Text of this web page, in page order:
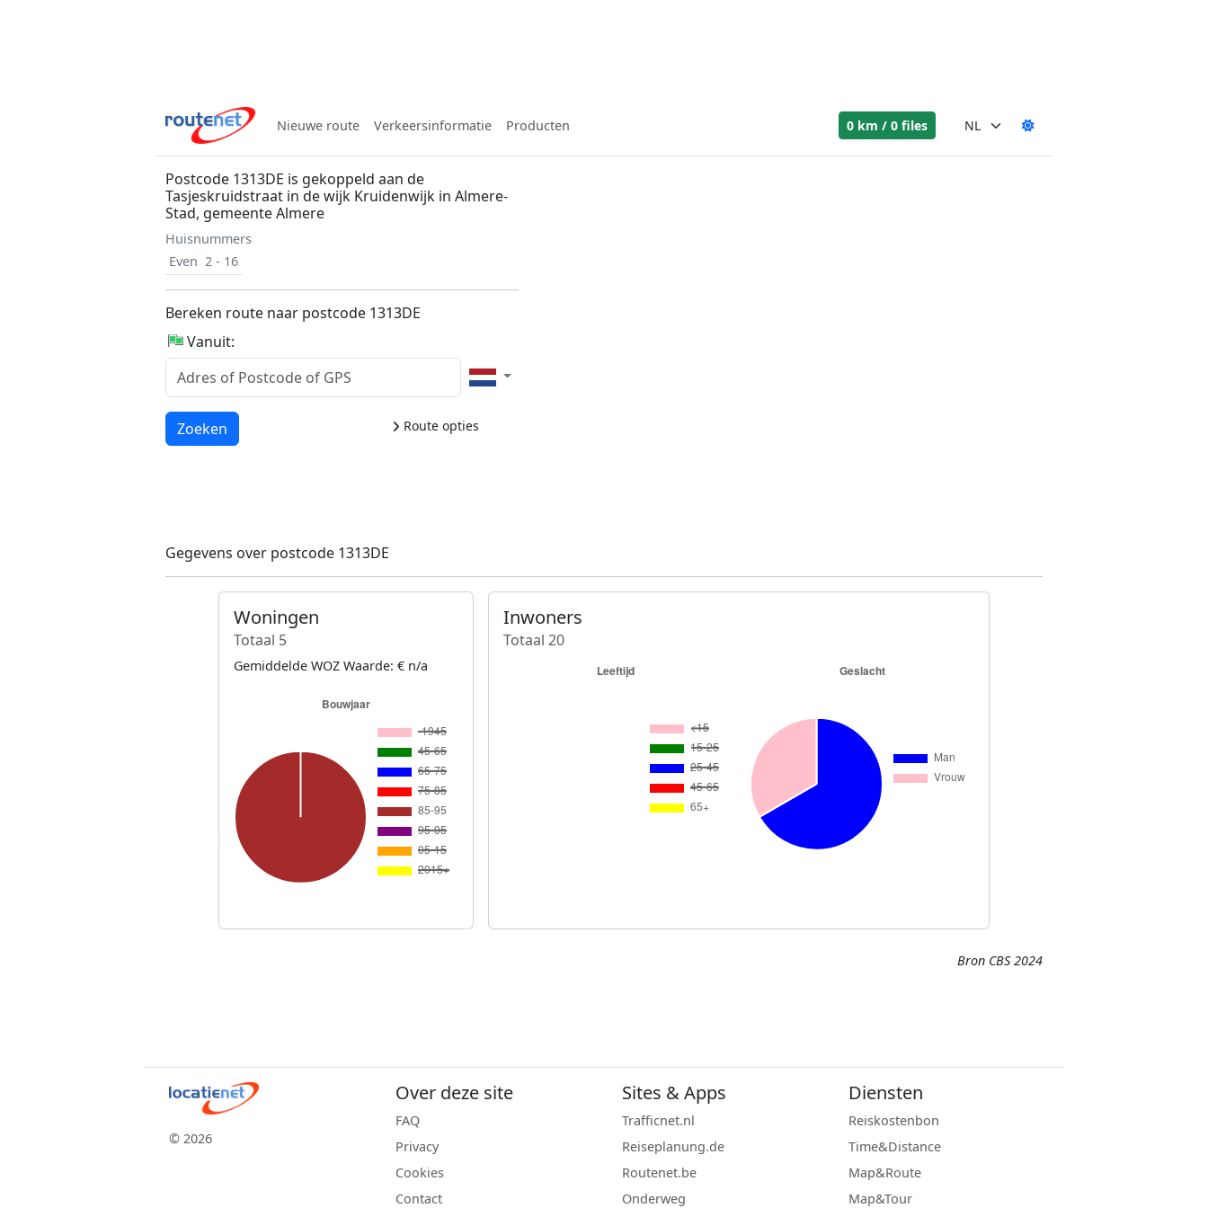
Nieuwe route Verkeersinformatie Producten 0 km / 0 files
Postcode 1313DE is gekoppeld aan de
Tasjeskruidstraat in de wijk Kruidenwijk in Almere-
Stad, gemeente Almere
Huisnummers
Even 2 - 16
Bereken route naar postcode 1313DE
Vanuit:
Route opties
Laden...
Zoeken
Gegevens over postcode 1313DE
Woningen
Totaal 5
Gemiddelde WOZ Waarde: € n/a
Inwoners
Totaal 20
Bron CBS 2024
© 2026
Over deze site
FAQ
Privacy
Cookies
Contact
Sites & Apps
Trafficnet.nl
Reiseplanung.de
Routenet.be
Onderweg
Diensten
Reiskostenbon
Time&Distance
Map&Route
Map&Tour